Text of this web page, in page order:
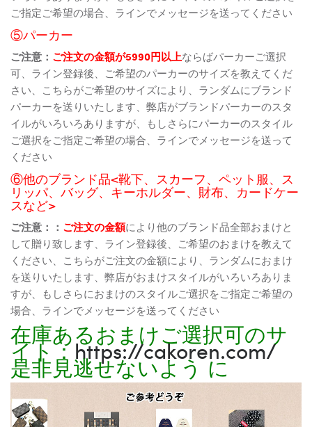
ご指定ご希望の場合、ラインでメッセージを送ってください
⑤パーカー
ご注意： ご注文の金額が5990円以上ならばパーカーご選択
可、ライン登録後、ご希望のパーカーのサイズを教えてくだ
さい、こちらがご希望のサイズにより、ランダムにブランド
パーカーを送りいたします、弊店がブランドパーカーのスタ
イルがいろいろありますが、もしさらにパーカーのスタイル
ご選択をご指定ご希望の場合、ラインでメッセージを送って
ください
⑥他のブランド品<靴下、スカーフ、ペット服、ス
リッパ、バッグ、キーホルダー、財布、カードケー
スなど>
ご注意：： ご注文の金額により他のブランド品全部おまけと
して贈り致します、ライン登録後、ご希望のおまけを教えて
ください、こちらがご注文の金額により、ランダムにおまけ
を送りいたします、弊店がおまけスタイルがいろいろありま
すが、もしさらにおまけのスタイルご選択をご指定ご希望の
場合、ラインでメッセージを送ってください
在庫あるおまけご選択可のサ
イト：https://cakoren.com/
是非見逃せないよう に